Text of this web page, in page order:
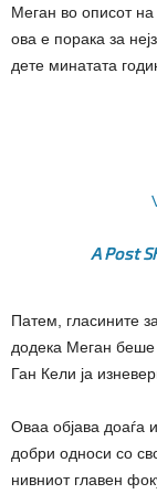
Меган во описот на
ова е порака за
дете минатата
A Post
Патем, гласините
додека Меган
Ган Кели ја
Оваа објава доаѓа
добри односи со
нивниот главен